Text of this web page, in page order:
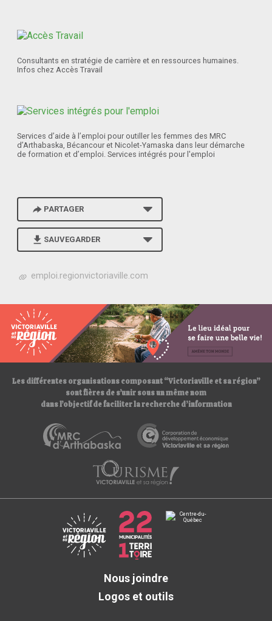
Consultants en stratégie de carrière et en ressources humaines.
Infos chez Accès Travail
Services d’aide à l’emploi pour outiller les femmes des MRC
d’Arthabaska, Bécancour et Nicolet-Yamaska dans leur démarche
de formation et d’emploi. Services intégrés pour l'emploi
PARTAGER
SAUVEGARDER
h
p
s
:
/
/
emploi.regionvictoriaville.com
Les différentes organisations composant “Victoriaville et sa région”
sont fières de s’unir sous un même nom
dans l’objectif de faciliter la recherche d’information
Nous joindre
Logos et outils